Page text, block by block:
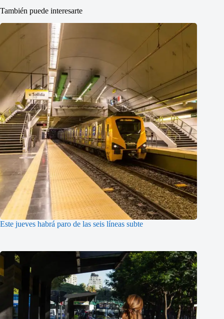
También puede interesarte
Este jueves habrá paro de las seis líneas subte